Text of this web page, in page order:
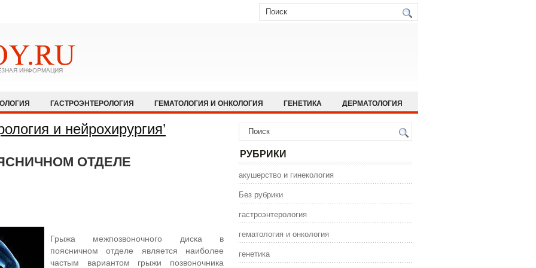
ГАСТРОЭНТЕРОЛОГИЯ ГЕМАТОЛОГИЯ И ОНКОЛОГИЯ ГЕНЕТИКА
ДЕРМАТОЛОГИЯ
И АЛЛЕРГОЛОГИЯ ИНФЕКЦИОННЫЕ ЗАБОЛЕВАНИЯ
ИСТОРИЯ МЕДИЦИНЫ
ПСИХИАТРИЯ И ПСИХОЛОГИЯ
УРОЛОГИЯ
и нейрохирургия’
ОТДЕЛЕ
Грыжа межпозвоночного диска в
поясничном отделе является наиболее
частым вариантом грыжи позвоночника
РУБРИКИ
акушерство и гинекология
Без рубрики
гастроэнтерология
гематология и онкология
генетика